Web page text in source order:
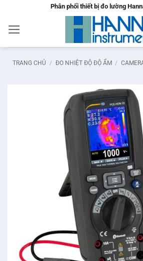
nội
dung
Phân phối thiết bị đo lường
TRANG CHỦ / ĐO NHIỆT ĐỘ ĐỘ ẨM /